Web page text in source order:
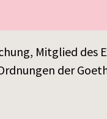
Mitglied des
der